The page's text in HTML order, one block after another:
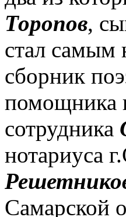
Торопов,
стал самым
сборник
помощника
сотрудника
нотариуса
Самарской